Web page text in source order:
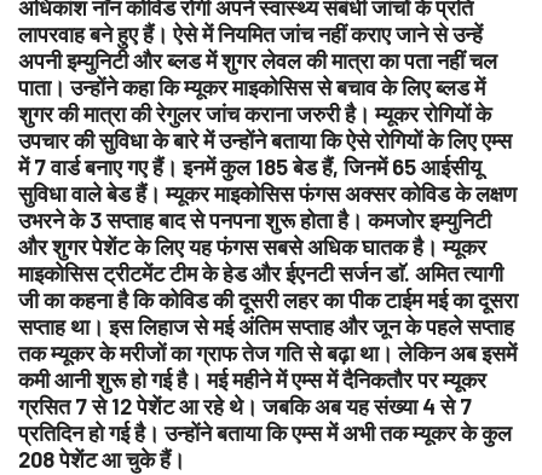
अधिकांश नाॅन कोविड रोगी अपने स्वास्थ्य संबंधी जांचों के प्रति
लापरवाह बने हुए हैं। ऐसे में नियमित जांच नहीं कराए जाने से उन्हें
अपनी इम्युनिटी और ब्लड में शुगर लेवल की मात्रा का पता नहीं चल
पाता। उन्होंने कहा कि म्यूकर माइकोसिस से बचाव के लिए ब्लड में
शुगर की मात्रा की रेगुलर जांच कराना जरुरी है। म्यूकर रोगियों के
उपचार की सुविधा के बारे में उन्होंने बताया कि ऐसे रोगियों के लिए एम्स
में 7 वार्ड बनाए गए हैं। इनमें कुल 185 बेड हैं, जिनमें 65 आईसीयू
सुविधा वाले बेड हैं। म्यूकर माइकोसिस फंगस अक्सर कोविड के लक्षण
उभरने के 3 सप्ताह बाद से पनपना शुरू होता है। कमजोर इम्युनिटी
और शुगर पेशेंट के लिए यह फंगस सबसे अधिक घातक है। म्यूकर
माइकोसिस ट्रीटमेंट टीम के हेड और ईएनटी सर्जन डाॅ. अमित त्यागी
जी का कहना है कि कोविड की दूसरी लहर का पीक टाईम मई का दूसरा
सप्ताह था। इस लिहाज से मई अंतिम सप्ताह और जून के पहले सप्ताह
तक म्यूकर के मरीजों का ग्राफ तेज गति से बढ़ा था। लेकिन अब इसमें
कमी आनी शुरू हो गई है। मई महीने में एम्स में दैनिकतौर पर म्यूकर
ग्रसित 7 से 12 पेशेंट आ रहे थे। जबकि अब यह संख्या 4 से 7
प्रतिदिन हो गई है। उन्होंने बताया कि एम्स में अभी तक म्यूकर के कुल
208 पेशेंट आ चुके हैं।